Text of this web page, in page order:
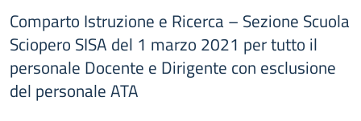
Comparto Istruzione e Ricerca – Sezione Scuola
Sciopero SISA del 1 marzo 2021 per tutto il
personale Docente e Dirigente con esclusione
del personale ATA